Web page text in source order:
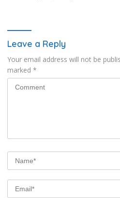
Leave a Reply
Your email address will not be
marked *